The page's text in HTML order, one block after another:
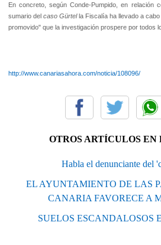
En concreto, según Conde-Pumpido, en relación
sumario del caso Gürtella Fiscalía ha llevado a
promovido" que la investigación prospere por todos
http://www.canariasahora.com/noticia/108096/
OTROS ARTÍCULOS EN
Habla el denunciante del
EL AYUNTAMIENTO DE LAS
CANARIA FAVORECE A
SUELOS ESCANDALOSOS